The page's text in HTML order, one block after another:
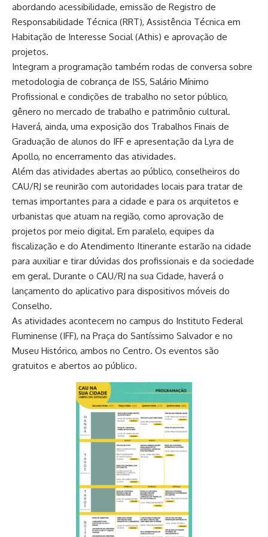
abordando acessibilidade, emissão de Registro de
Responsabilidade Técnica (RRT), Assistência Técnica em
Habitação de Interesse Social (Athis) e aprovação de
projetos.
Integram a programação também rodas de conversa sobre
metodologia de cobrança de ISS, Salário Mínimo
Profissional e condições de trabalho no setor público,
gênero no mercado de trabalho e patrimônio cultural.
Haverá, ainda, uma exposição dos Trabalhos Finais de
Graduação de alunos do IFF e apresentação da Lyra de
Apollo, no encerramento das atividades.
Além das atividades abertas ao público, conselheiros do
CAU/RJ se reunirão com autoridades locais para tratar de
temas importantes para a cidade e para os arquitetos e
urbanistas que atuam na região, como aprovação de
projetos por meio digital. Em paralelo, equipes da
fiscalização e do Atendimento Itinerante estarão na cidade
para auxiliar e tirar dúvidas dos profissionais e da sociedade
em geral. Durante o CAU/RJ na sua Cidade, haverá o
lançamento do aplicativo para dispositivos móveis do
Conselho.
As atividades acontecem no campus do Instituto Federal
Fluminense (IFF), na Praça do Santíssimo Salvador e no
Museu Histórico, ambos no Centro. Os eventos são
gratuitos e abertos ao público.